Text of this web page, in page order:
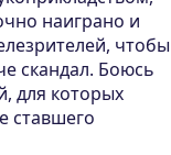
наиграно и
чтобы
скандал. Боюсь
для которых
ставшего